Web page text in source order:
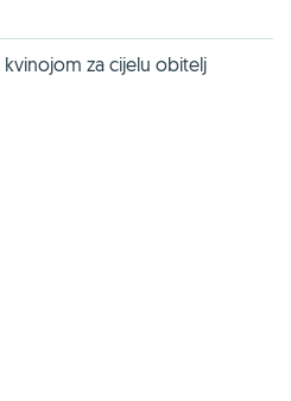
kvinojom za cijelu obitelj